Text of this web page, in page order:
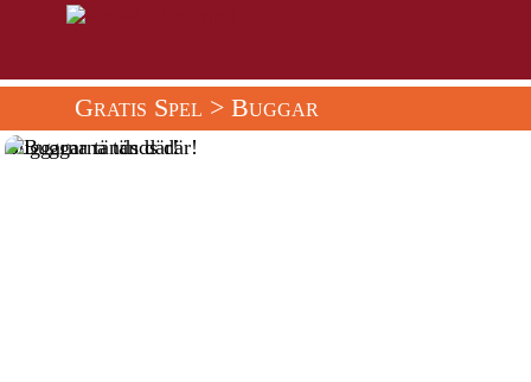
Gratis Spel > Buggar
Buggarna tänds där!